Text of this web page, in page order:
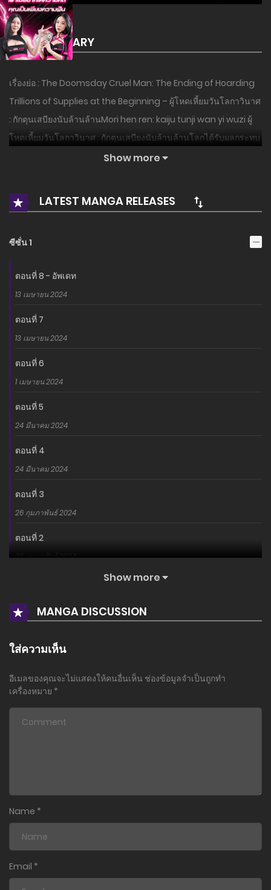
SUMMARY
เรื่องย่อ : The Doomsday Cruel Man: The Ending of Hoarding
Trillions of Supplies at the Beginning – ผู้โหดเหี้ยมวันโลกาวินาศ
: กักตุนเสบียงนับล้านล้านMori hen ren: kaiju tunji wan yi wuzi ผู้
โหดเหี้ยมวันโลกาวินาศ : กักตุนเสบียงนับล้านล้านโลกได้รับผลกระทบ
จากพลังงานที่ไม่รู้จัก แกนกลางขยายตัว และภัยพิบัติทางธรรมชาติก็
เย็นขั้นรุนแรง…ภัยพิบัติทางธรรมชาติและที่มนุษย์สร้างขึ้นมาทีหลัง!ซู
เฉินดิ้นรนในหายนะและในที่สุดก็เข้าสู่เขตปลอดภัย แต่สุดท้ายก็ถูก
ตัวเองเท่านั้น!
อ่านเรื่องนี้ก่อนใครได้ที่ MANGA-LC.NET เท่านั้น!
Show more
LATEST MANGA RELEASES
ซีซั่น 1
ตอนที่ 8 - อัพเดท
13 เมษายน 2024
ตอนที่ 7
13 เมษายน 2024
ตอนที่ 6
1 เมษายน 2024
ตอนที่ 5
24 มีนาคม 2024
ตอนที่ 4
24 มีนาคม 2024
ตอนที่ 3
26 กุมภาพันธ์ 2024
ตอนที่ 2
26 กุมภาพันธ์ 2024
Show more
MANGA DISCUSSION
ใส่ความเห็น
อีเมลของคุณจะไม่แสดงให้คนอื่นเห็น ช่องข้อมูลจำเป็นถูกทำ
เครื่องหมาย *
Name *
Email *